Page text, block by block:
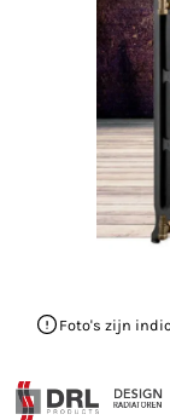
Foto's zijn